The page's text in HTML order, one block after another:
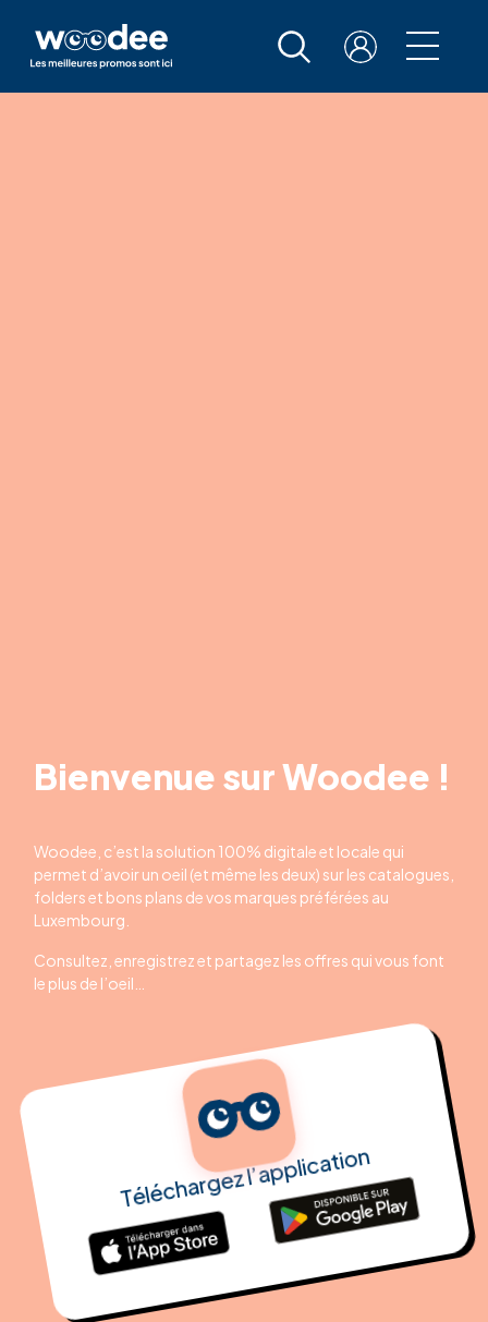
Bienvenue sur Woodee !
Woodee, c’est la solution 100% digitale et locale qui
permet d’avoir un oeil (et même les deux) sur les catalogues,
folders et bons plans de vos marques préférées au
Luxembourg.
Consultez, enregistrez et partagez les offres qui vous font
le plus de l’oeil…
Téléchargez l’application